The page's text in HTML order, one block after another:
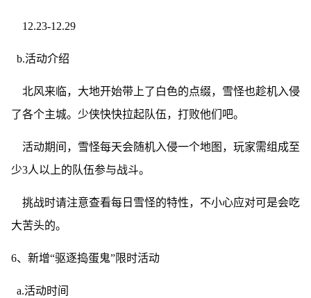
12.23-12.29
b.活动介绍
北风来临，大地开始带上了白色的点缀，雪怪也趁机入侵
了各个主城。少侠快快拉起队伍，打败他们吧。
活动期间，雪怪每天会随机入侵一个地图，玩家需组成至
少3人以上的队伍参与战斗。
挑战时请注意查看每日雪怪的特性，不小心应对可是会吃
大苦头的。
6、新增“驱逐捣蛋鬼”限时活动
a.活动时间